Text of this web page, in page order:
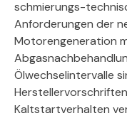
schmierungs-
Anforderungen der
Motorengeneration
Ölwechselintervalle
Kaltstartverhalten